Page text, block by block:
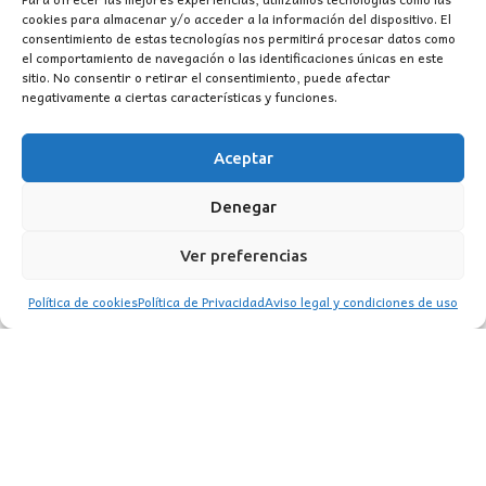
cookies para almacenar y/o acceder a la información del dispositivo. El
consentimiento de estas tecnologías nos permitirá procesar datos como
el comportamiento de navegación o las identificaciones únicas en este
sitio. No consentir o retirar el consentimiento, puede afectar
negativamente a ciertas características y funciones.
Aceptar
Denegar
Ver preferencias
Política de cookiesPolítica de PrivacidadAviso legal y condiciones de uso
WhatsApp
TikTok
Instagram